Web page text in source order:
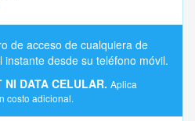
de acceso de cualquiera de
desde su teléfono móvil.
NI DATA CELULAR. Aplica
costo adicional.